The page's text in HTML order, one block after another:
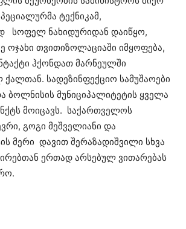
ტექნიკამ,
სოფელ ნახიდურიდან დაიწყო,
ოჯახი თვითიზოლაციაში იმყოფება,
ჰქონდათ მარნეულში
სადეზინფექციო სამუშაოები
ბოლნისის მუნიციპალიტეტის ყველა
მოიცავს. საქართველოს
გოგი მეშველიანი და
მერი დავით შერაზადიშვილი სხვა
ერთად არსებულ ვითარებას